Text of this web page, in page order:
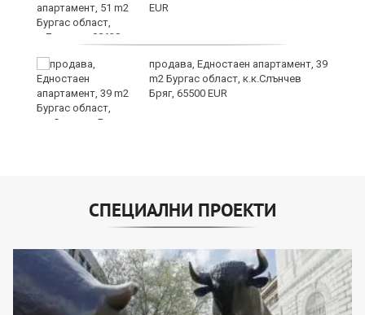
EUR
продава, Едностаен апартамент, 39
m2 Бургас област, к.к.Слънчев
Бряг, 65500 EUR
СПЕЦИАЛНИ ПРОЕКТИ